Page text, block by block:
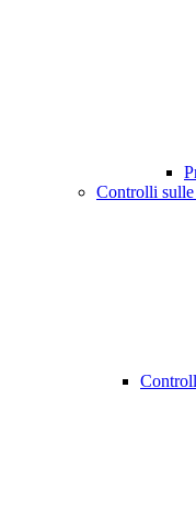
Controlli sulle